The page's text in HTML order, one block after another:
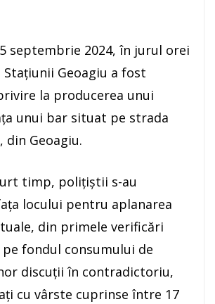
septembrie 2024, în jurul orei
Stațiunii Geoagiu a fost
la producerea unui
unui bar situat pe strada
din Geoagiu.
timp, polițiștii s-au
locului pentru aplanarea
din primele verificări
fondul consumului de
discuții în contradictoriu,
cu vârste cuprinse între 17